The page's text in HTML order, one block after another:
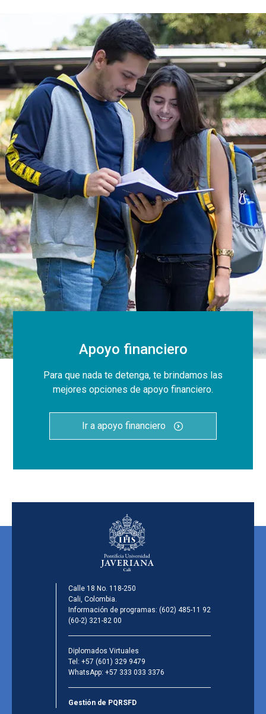
Apoyo financiero
Para que nada te detenga, te brindamos las
mejores opciones de apoyo financiero.
Ir a apoyo financiero
Calle 18 No. 118-250
Cali, Colombia.
Información de programas: (602) 485-11 92
(60-2) 321-82 00
Diplomados Virtuales
Tel: +57 (601) 329 9479
WhatsApp: +57 333 033 3376
Gestión de PQRSFD